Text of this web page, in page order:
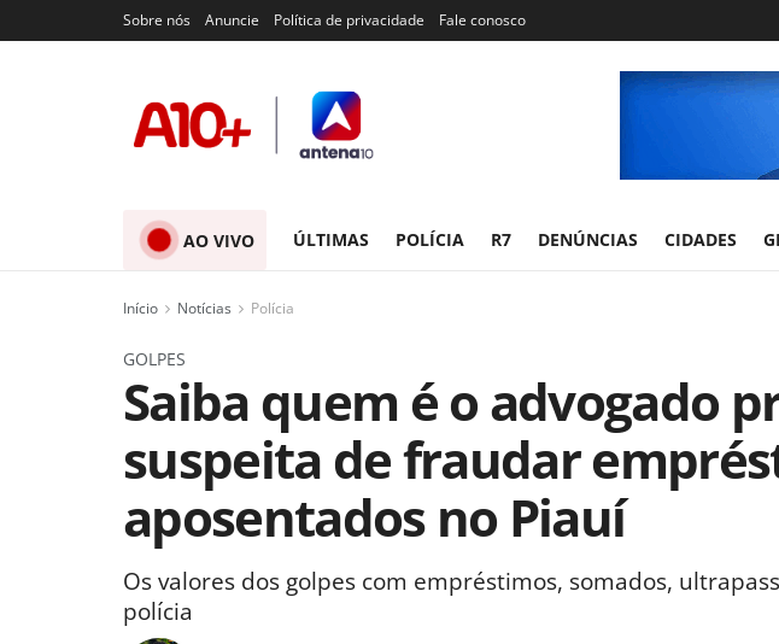
Sobre nós Anuncie Política de privacidade Fale conosco
AO VIVO ÚLTIMAS POLÍCIA R7 DENÚNCIAS CIDADES
Início Notícias Polícia
GOLPES
Saiba quem é o advogado
suspeita de fraudar
aposentados no Piauí
Os valores dos golpes com empréstimos, somados,
polícia